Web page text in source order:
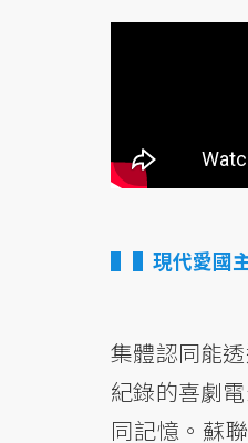
▌現代愛國
集體認同能
紀錄的喜劇
同記憶。蘇